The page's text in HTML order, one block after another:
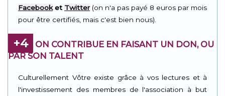
Facebooket Twitter(on n'a pas payé 8 euros par mois
pour être certifiés, mais c'est bien nous).
+4
ON CONTRIBUE EN FAISANT UN DON, OU
PAR SON TALENT
Culturellement Vôtre existe grâce à vos lectures et à
l'investissement des membres de l'association à but